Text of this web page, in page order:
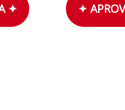
✦ ✦